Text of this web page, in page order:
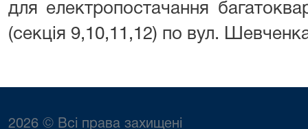
для електропостачання
(секція 9,10,11,12) по вул.
2026 © Всі права захищені